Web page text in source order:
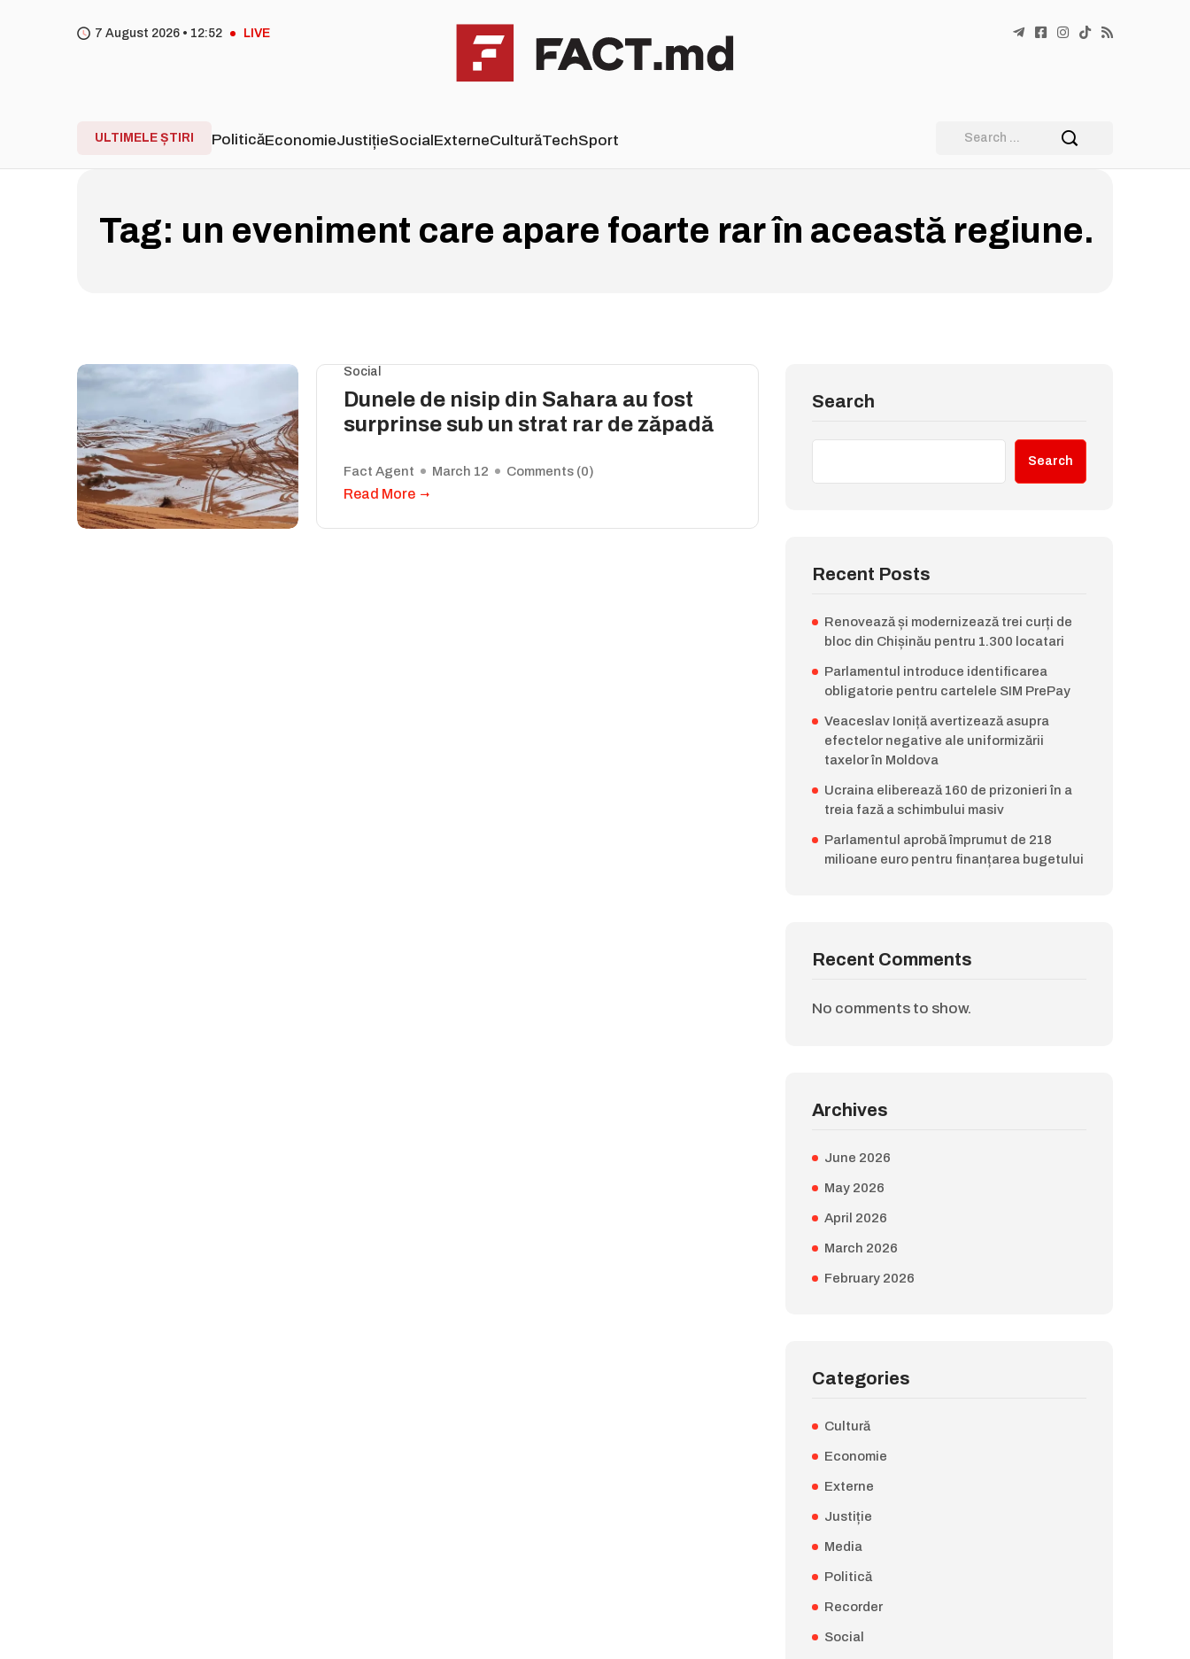
7 August 2026 • 12:52 LIVE
ULTIMELE ȘTIRI PoliticăEconomieJustițieSocialExterneCulturăTechSport
Tag: un eveniment care apare foarte rar în această regiune.
Social
Dunele de nisip din Sahara au fost
surprinse sub un strat rar de zăpadă
Fact Agent March 12 Comments (0)
Read More
Search
Search
Recent Posts
Renovează și modernizează trei curți de
bloc din Chișinău pentru 1.300 locatari
Parlamentul introduce identificarea
obligatorie pentru cartelele SIM PrePay
Veaceslav Ioniță avertizează asupra
efectelor negative ale uniformizării
taxelor în Moldova
Ucraina eliberează 160 de prizonieri în a
treia fază a schimbului masiv
Parlamentul aprobă împrumut de 218
milioane euro pentru finanțarea bugetului
Recent Comments
No comments to show.
Archives
June 2026
May 2026
April 2026
March 2026
February 2026
Categories
Cultură
Economie
Externe
Justiție
Media
Politică
Recorder
Social